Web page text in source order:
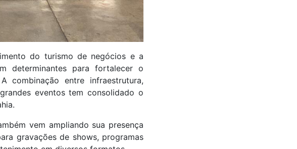
do turismo de negócios e a
determinantes para fortalecer o
combinação entre infraestrutura,
eventos tem consolidado o
vem ampliando sua presença
gravações de shows, programas